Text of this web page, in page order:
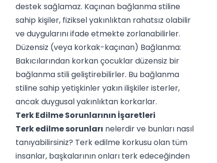
destek sağlamaz. Kaçınan bağlanma stiline
sahip kişiler, fiziksel yakınlıktan rahatsız olabilir
ve duygularını ifade etmekte zorlanabilirler.
Düzensiz (veya korkak-kaçınan) Bağlanma:
Bakıcılarından korkan çocuklar düzensiz bir
bağlanma stili geliştirebilirler. Bu bağlanma
stiline sahip yetişkinler yakın ilişkiler isterler,
ancak duygusal yakınlıktan korkarlar.
Terk Edilme Sorunlarının İşaretleri
Terk edilme sorunları nelerdir ve bunları nasıl
tanıyabilirsiniz? Terk edilme korkusu olan tüm
insanlar, başkalarının onları terk edeceğinden